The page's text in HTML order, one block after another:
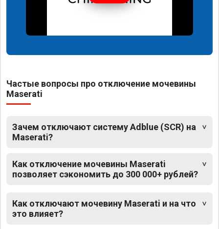
Частые вопросы про отключение мочевины
Maserati
Зачем отключают систему Adblue (SCR) на
Maserati?
Как отключение мочевины Maserati
позволяет сэкономить до 300 000+ рублей?
Как отключают мочевину Maserati и на что
это влияет?